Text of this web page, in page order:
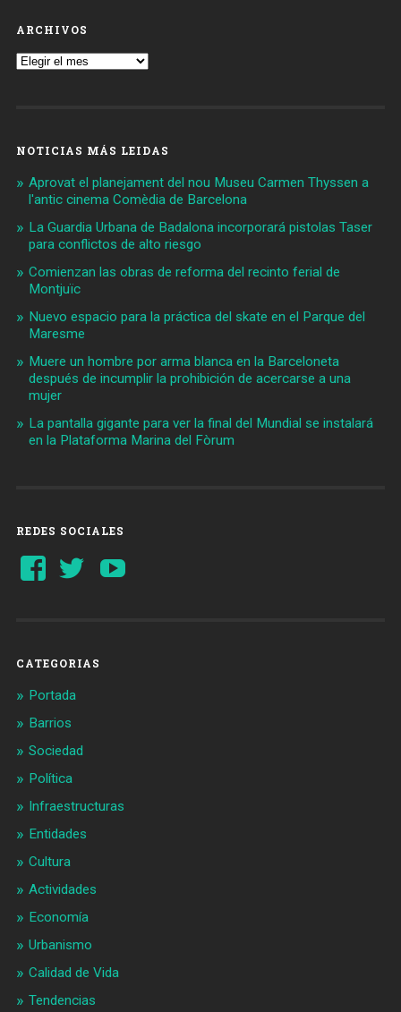
ARCHIVOS
Archivos
NOTICIAS MÁS LEIDAS
Aprovat el planejament del nou Museu Carmen Thyssen a
l'antic cinema Comèdia de Barcelona
La Guardia Urbana de Badalona incorporará pistolas Taser
para conflictos de alto riesgo
Comienzan las obras de reforma del recinto ferial de
Montjuïc
Nuevo espacio para la práctica del skate en el Parque del
Maresme
Muere un hombre por arma blanca en la Barceloneta
después de incumplir la prohibición de acercarse a una
mujer
La pantalla gigante para ver la final del Mundial se instalará
en la Plataforma Marina del Fòrum
REDES SOCIALES
Ver
perfil
Ver
perfil
CATEGORIAS
Portada
Barrios
Sociedad
Política
Infraestructuras
Entidades
Cultura
Actividades
Economía
Urbanismo
Calidad de Vida
Tendencias